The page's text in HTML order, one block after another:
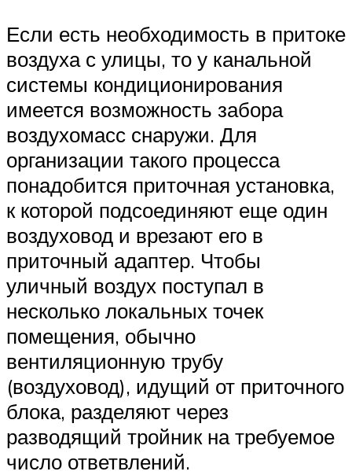
Если есть необходимость в притоке
воздуха с улицы, то у канальной
системы кондиционирования
имеется возможность забора
воздухомасс снаружи. Для
организации такого процесса
понадобится приточная установка,
к которой подсоединяют еще один
воздуховод и врезают его в
приточный адаптер. Чтобы
уличный воздух поступал в
несколько локальных точек
помещения, обычно
вентиляционную трубу
(воздуховод), идущий от приточного
блока, разделяют через
разводящий тройник на требуемое
число ответвлений.